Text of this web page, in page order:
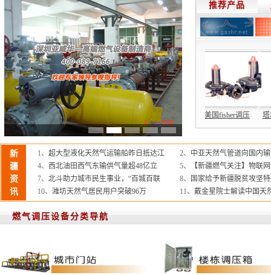
推荐产品
压器 楼栋调压箱 直燃式调压箱 德国RMG调压器 美国fisher调压
新
疆
资
讯
1、 超大型液化天然气运输船昨日抵达江 2、 中亚天然气管道向国内
4、 西北油田西气东输供气量超48亿立 5、
【新疆燃气关注】物联
7、 北斗助力城市民生事业，“百城百联 8、
国家给予新疆脱贫攻坚
10、 潍坊天然气居民用户突破96万 11、 戴金星院士解读中国天
燃气调压设备分类导航